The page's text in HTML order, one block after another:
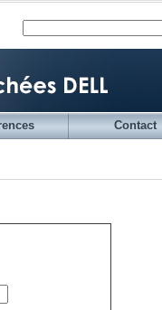
Contact